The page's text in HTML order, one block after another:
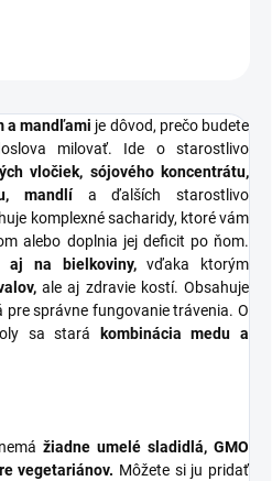
a mandľami je dôvod, prečo budete
milovať. Ide o starostlivo
vločiek, sójového koncentrátu,
mandlí a ďalších starostlivo
komplexné sacharidy, ktoré vám
alebo doplnia jej deficit po ňom.
aj na bielkoviny,vďaka ktorým
ale aj zdravie kostí. Obsahuje
správne fungovanie trávenia. O
sa stará
kombinácia medu a
žiadne umelé sladidlá, GMO
vegetariánov. Môžete si ju pridať